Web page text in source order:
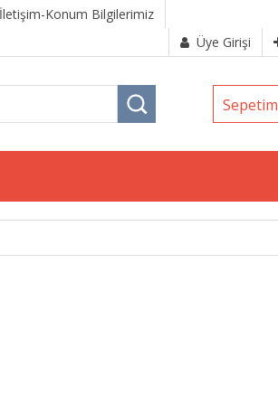
İletişim-Konum Bilgilerimiz
Üye Girişi
Sepetim